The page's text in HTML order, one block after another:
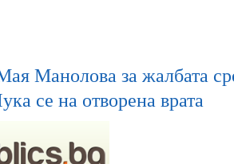
Манолова за жалбата
се на отворена врата